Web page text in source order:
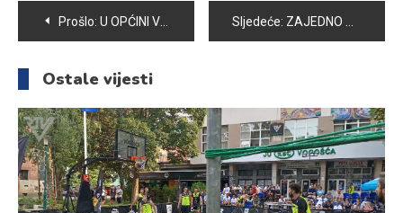
Navigacija
članaka
Prošlo: U OPĆINI VOGOŠĆA OTVOREN NOVI REGISTRACIONI URED IDDEEA-E, GRAĐANIMA DOSTUPAN ELEKTRONSKI POTPIS Sljedeće: ZAJEDNO DO ZAPOŠLJAVANJA: ZAVRŠNICA PROJEKTA “VIHOR”
Ostale vijesti